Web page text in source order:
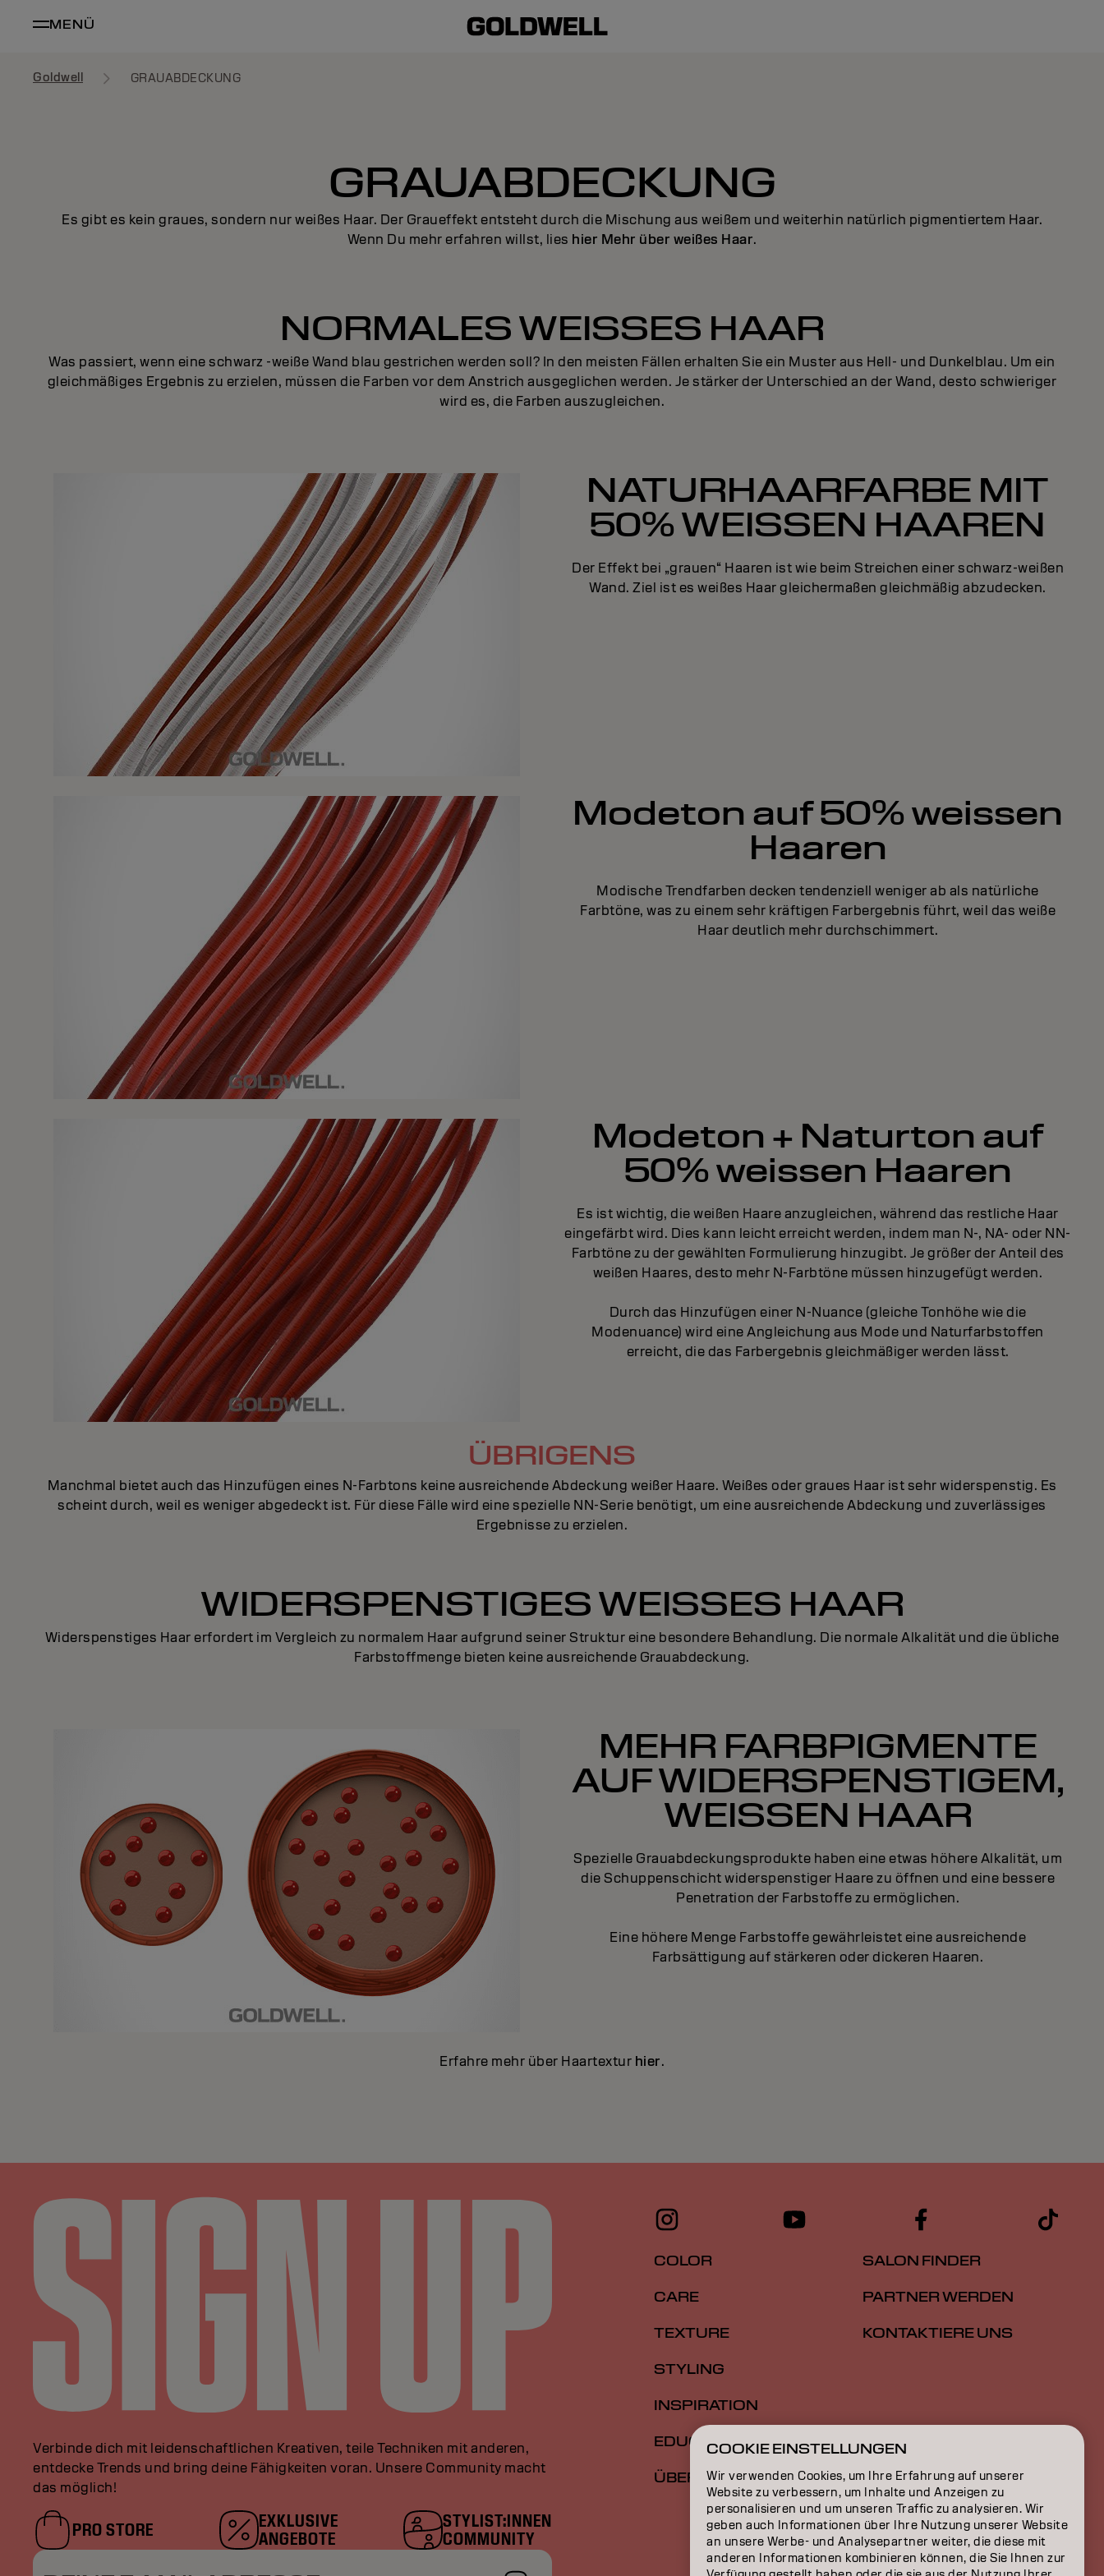
MENÜ
Goldwell GRAUABDECKUNG
GRAUABDECKUNG
Es gibt es kein graues, sondern nur weißes Haar. Der Graueffekt entsteht durch die Mischung aus weißem und weiterhin natürlich pigmentiertem Haar.
Wenn Du mehr erfahren willst, lies hier Mehr über weißes Haar.
NORMALES WEISSES HAAR
Was passiert, wenn eine schwarz -weiße Wand blau gestrichen werden soll? In den meisten Fällen erhalten Sie ein Muster aus Hell- und Dunkelblau. Um ein
gleichmäßiges Ergebnis zu erzielen, müssen die Farben vor dem Anstrich ausgeglichen werden. Je stärker der Unterschied an der Wand, desto schwieriger
wird es, die Farben auszugleichen.
NATURHAARFARBE MIT
50% WEISSEN HAAREN
Der Effekt bei „grauen“ Haaren ist wie beim Streichen einer schwarz-weißen
Wand. Ziel ist es weißes Haar gleichermaßen gleichmäßig abzudecken.
Modeton auf 50% weissen
Haaren
Modische Trendfarben decken tendenziell weniger ab als natürliche
Farbtöne, was zu einem sehr kräftigen Farbergebnis führt, weil das weiße
Haar deutlich mehr durchschimmert.
Modeton + Naturton auf
50% weissen Haaren
Es ist wichtig, die weißen Haare anzugleichen, während das restliche Haar
eingefärbt wird. Dies kann leicht erreicht werden, indem man N-, NA- oder NN-
Farbtöne zu der gewählten Formulierung hinzugibt. Je größer der Anteil des
weißen Haares, desto mehr N-Farbtöne müssen hinzugefügt werden.
Durch das Hinzufügen einer N-Nuance (gleiche Tonhöhe wie die
Modenuance) wird eine Angleichung aus Mode und Naturfarbstoffen
erreicht, die das Farbergebnis gleichmäßiger werden lässt.
ÜBRIGENS
Manchmal bietet auch das Hinzufügen eines N-Farbtons keine ausreichende Abdeckung weißer Haare. Weißes oder graues Haar ist sehr widerspenstig. Es
scheint durch, weil es weniger abgedeckt ist. Für diese Fälle wird eine spezielle NN-Serie benötigt, um eine ausreichende Abdeckung und zuverlässiges
Ergebnisse zu erzielen.
WIDERSPENSTIGES WEISSES HAAR
Widerspenstiges Haar erfordert im Vergleich zu normalem Haar aufgrund seiner Struktur eine besondere Behandlung. Die normale Alkalität und die übliche
Farbstoffmenge bieten keine ausreichende Grauabdeckung.
MEHR FARBPIGMENTE
AUF WIDERSPENSTIGEM,
WEISSEN HAAR
Spezielle Grauabdeckungsprodukte haben eine etwas höhere Alkalität, um
die Schuppenschicht widerspenstiger Haare zu öffnen und eine bessere
Penetration der Farbstoffe zu ermöglichen.
Eine höhere Menge Farbstoffe gewährleistet eine ausreichende
Farbsättigung auf stärkeren oder dickeren Haaren.
Erfahre mehr über Haartextur hier.
Verbinde dich mit leidenschaftlichen Kreativen, teile Techniken mit anderen,
entdecke Trends und bring deine Fähigkeiten voran. Unsere Community macht
das möglich!
PRO STORE
EXKLUSIVE
ANGEBOTE
STYLIST:INNEN
COMMUNITY
COLOR
CARE
TEXTURE
STYLING
INSPIRATION
EDUCATION
ÜBER
SALON FINDER
PARTNER WERDEN
KONTAKTIERE UNS
COOKIE EINSTELLUNGEN
Wir verwenden Cookies, um Ihre Erfahrung auf unserer
Website zu verbessern, um Inhalte und Anzeigen zu
personalisieren und um unseren Traffic zu analysieren. Wir
geben auch Informationen über Ihre Nutzung unserer Website
an unsere Werbe- und Analysepartner weiter, die diese mit
anderen Informationen kombinieren können, die Sie Ihnen zur